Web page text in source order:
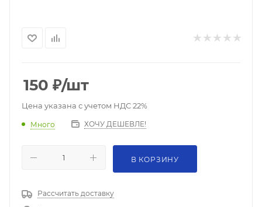
150 ₽/шт
Цена указана с учетом НДС 22%
Много ХОЧУ ДЕШЕВЛЕ!
В КОРЗИНУ
Рассчитать доставку